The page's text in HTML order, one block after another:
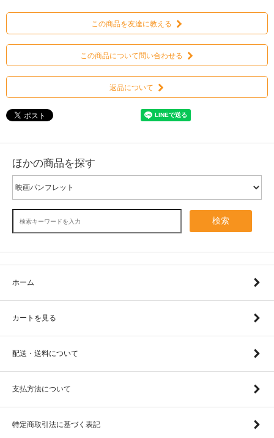
この商品を友達に教える
この商品について問い合わせる
返品について
ほかの商品を探す
検索
ホーム
カートを見る
配送・送料について
支払方法について
特定商取引法に基づく表記